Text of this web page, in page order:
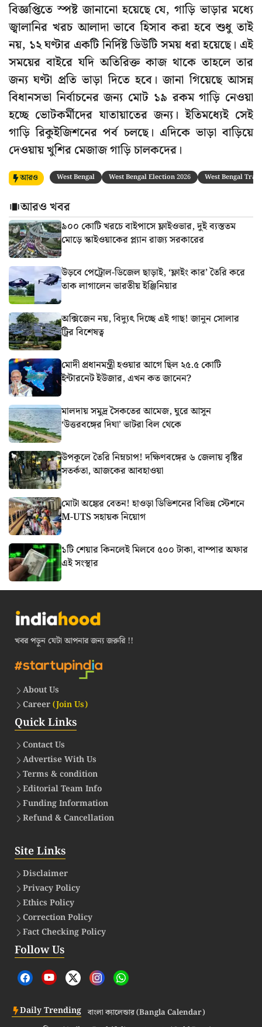
বিজ্ঞপ্তিতে স্পষ্ট জানানো হয়েছে যে, গাড়ি ভাড়ার মধ্যে
জ্বালানির খরচ আলাদা ভাবে হিসাব করা হবে শুধু তাই
নয়, ১২ ঘণ্টার একটি নির্দিষ্ট ডিউটি সময় ধরা হয়েছে। এই
সময়ের বাইরে যদি অতিরিক্ত কাজ থাকে তাহলে তার
জন্য ঘণ্টা প্রতি ভাড়া দিতে হবে। জানা গিয়েছে আসন্ন
বিধানসভা নির্বাচনের জন্য মোট ১৯ রকম গাড়ি নেওয়া
হচ্ছে ভোটকর্মীদের যাতায়াতের জন্য। ইতিমধ্যেই সেই
গাড়ি রিকুইজিশনের পর্ব চলছে। এদিকে ভাড়া বাড়িয়ে
দেওয়ায় খুশির মেজাজ গাড়ি চালকদের।
আরও West Bengal West Bengal Election 2026 West Bengal
আরও খবর
৯০০ কোটি খরচে বাইপাসে ফ্লাইওভার, দুই ব্যস্ততম
মোড়ে স্কাইওয়াকের প্ল্যান রাজ্য সরকারের
উড়বে পেট্রোল-ডিজেল ছাড়াই, ‘ফ্লাইং কার’ তৈরি করে
তাক লাগালেন ভারতীয় ইঞ্জিনিয়ার
অক্সিজেন নয়, বিদ্যুৎ দিচ্ছে এই গাছ! জানুন সোলার
ট্রির বিশেষত্ব
মোদী প্রধানমন্ত্রী হওয়ার আগে ছিল ২৫.৫ কোটি
ইন্টারনেট ইউজার, এখন কত জানেন?
মালদায় সমুদ্র সৈকতের আমেজ, ঘুরে আসুন
‘উত্তরবঙ্গের দিঘা’ ভাটরা বিল থেকে
উপকূলে তৈরি নিম্নচাপ! দক্ষিণবঙ্গের ৬ জেলায় বৃষ্টির
সতর্কতা, আজকের আবহাওয়া
মোটা অঙ্কের বেতন! হাওড়া ডিভিশনের বিভিন্ন স্টেশনে
M-UTS সহায়ক নিয়োগ
১টি শেয়ার কিনলেই মিলবে ৫০০ টাকা, বাম্পার অফার
এই সংস্থার
খবর পড়ুন যেটা আপনার জন্য জরুরি !!
About Us
Career(Join Us)
Quick Links
Contact Us
Advertise With Us
Terms & condition
Editorial Team Info
Funding Information
Refund & Cancellation
Site Links
Disclaimer
Privacy Policy
Ethics Policy
Correction Policy
Fact Checking Policy
Follow Us
Daily Trending বাংলা ক্যালেন্ডার (Bangla Calendar)